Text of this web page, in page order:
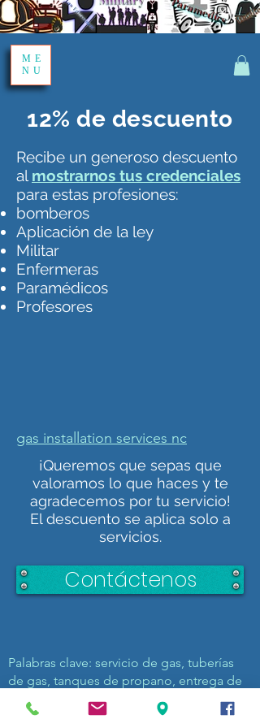
Share
ME
NU
12% de descuento
Recibe un generoso descuento
al mostrarnos tus credenciales
para estas profesiones:
bomberos
Aplicación de la ley
Militar
Enfermeras
Paramédicos
Profesores
gas installation services nc
¡Queremos que sepas que
valoramos lo que haces y te
agradecemos por tu servicio!
El descuento se aplica solo a
servicios.
Contáctenos
Palabras clave: servicio de gas, tuberías
de gas, tanques de propano, entrega de
tanques